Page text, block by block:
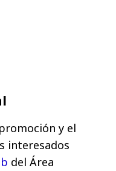
y el
interesados
del Área